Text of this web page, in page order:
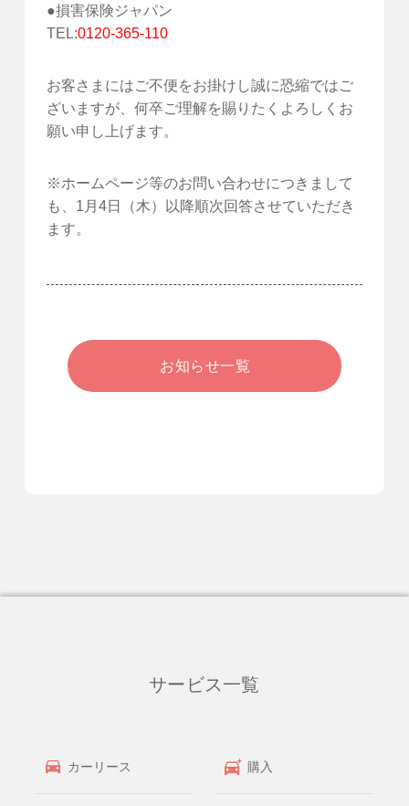
●損害保険ジャパン
TEL:0120-365-110
お客さまにはご不便をお掛けし誠に恐縮ではご
ざいますが、何卒ご理解を賜りたくよろしくお
願い申し上げます。
※ホームページ等のお問い合わせにつきまして
も、1月4日（木）以降順次回答させていただき
ます。
お知らせ一覧
サービス一覧
カーリース 購入